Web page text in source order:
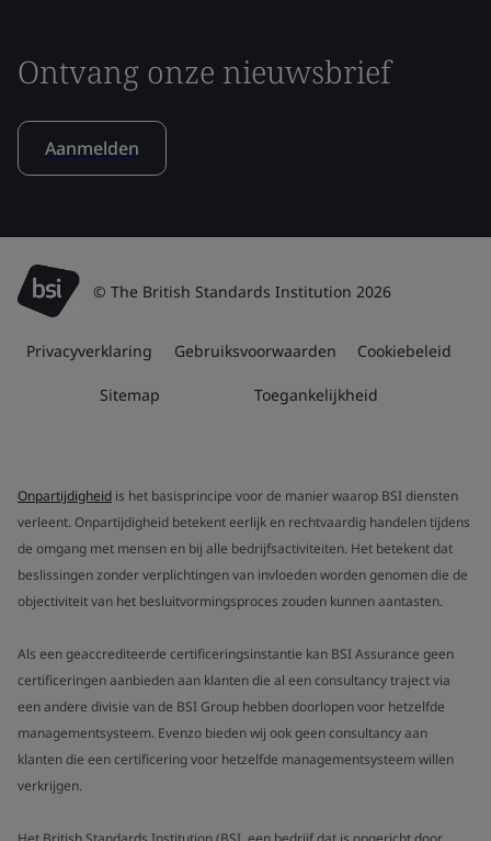
Ontvang onze nieuwsbrief
Aanmelden
© The British Standards Institution 2026
Privacyverklaring Gebruiksvoorwaarden Cookiebeleid
Sitemap Toegankelijkheid
Onpartijdigheid is het basisprincipe voor de manier waarop BSI diensten
verleent. Onpartijdigheid betekent eerlijk en rechtvaardig handelen tijdens
de omgang met mensen en bij alle bedrijfsactiviteiten. Het betekent dat
beslissingen zonder verplichtingen van invloeden worden genomen die de
objectiviteit van het besluitvormingsproces zouden kunnen aantasten.
Als een geaccrediteerde certificeringsinstantie kan BSI Assurance geen
certificeringen aanbieden aan klanten die al een consultancy traject via
een andere divisie van de BSI Group hebben doorlopen voor hetzelfde
managementsysteem. Evenzo bieden wij ook geen consultancy aan
klanten die een certificering voor hetzelfde managementsysteem willen
verkrijgen.